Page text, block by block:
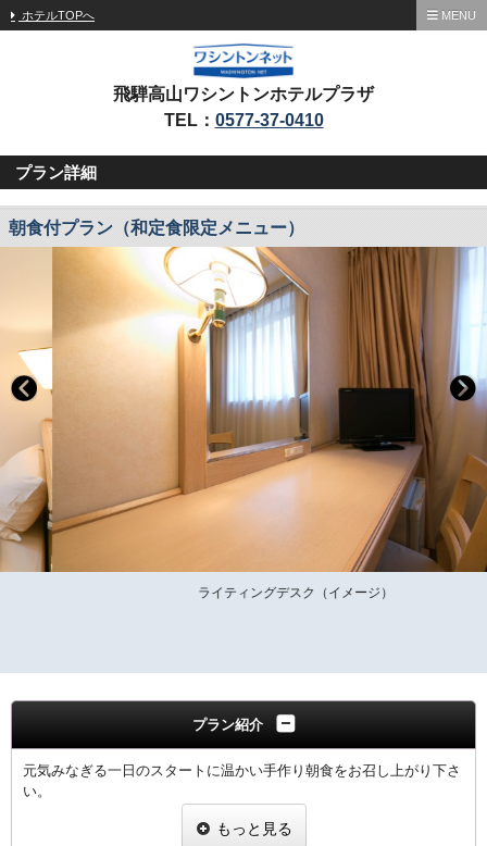
ホテルTOPへ MENU
飛騨高山ワシントンホテルプラザ
TEL： 0577-37-0410
プラン詳細
朝食付プラン（和定食限定メニュー）
ライティングデスク（イメージ）
プラン紹介
元気みなぎる一日のスタートに温かい手作り朝食をお召し上がり下さ
い。
領収書は、宿泊代として一括表記されます。
もっと見る